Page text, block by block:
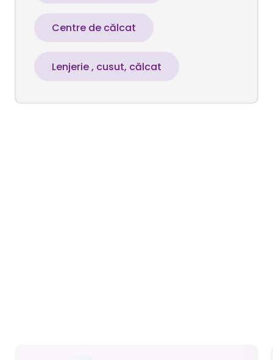
Centre de călcat
Lenjerie , cusut, călcat